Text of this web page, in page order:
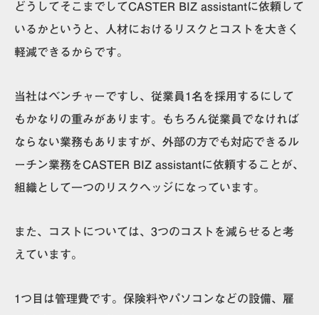
どうしてそこまでしてCASTER BIZ assistantに依頼して
いるかというと、
人材におけるリスクとコストを大きく
軽減できるからです。
当社はベンチャーですし、従業員1名を採用するにして
もかなりの重みがあります。もちろん従業員でなければ
ならない業務もありますが、外部の方でも対応できるル
ーチン業務をCASTER BIZ assistantに依頼することが、
組織として一つのリスクヘッジになっています。
また、コストについては、3つのコストを減らせると考
えています。
1つ目は管理費です。保険料やパソコンなどの設備、雇